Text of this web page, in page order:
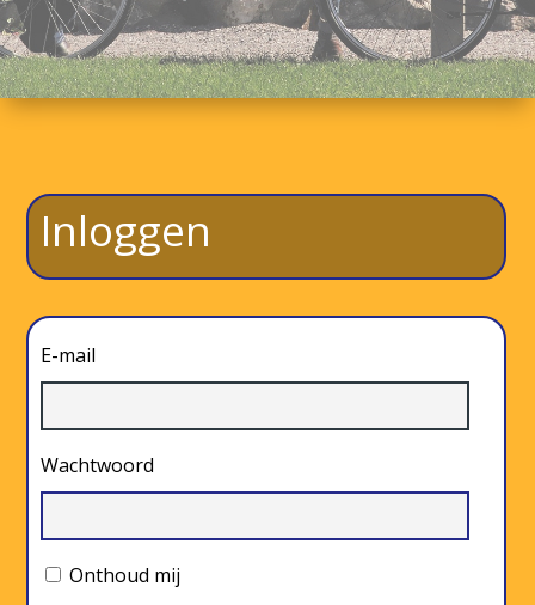
Inloggen
E-mail
Wachtwoord
Onthoud mij